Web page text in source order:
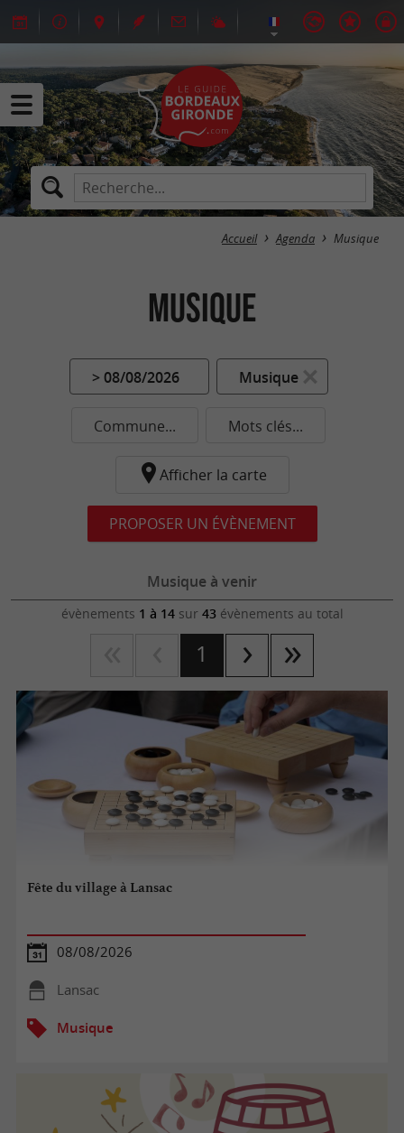
Accueil Agenda Musique
Musique
> 08/08/2026 Musique
Commune... Mots clés...
Afficher la carte
PROPOSER UN ÉVÈNEMENT
Musique à venir
évènements 1 à 14sur 43évènements au total
1
Fête du village à Lansac
08/08/2026
Lansac
Musique